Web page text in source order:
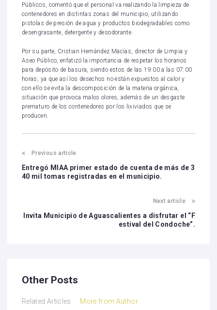
Públicos, comentó que el personal va realizando la limpieza de
contenedores en distintas zonas del municipio, utilizando
pistolas de presión de agua y productos biodegradables como
desengrasante, detergente y desodorante.
Por su parte, Cristian Hernández Macías, director de Limpia y
Aseo Público, enfatizó la importancia de respetar los horarios
para depósito de basura, siendo estos de las 19:00 a las 07:00
horas, ya que así los desechos no están expuestos al calor y
con ello se evita la descomposición de la materia orgánica,
situación que provoca malos olores, además de un desgaste
prematuro de los contenedores por los lixiviados que se
producen.
Previous article
Entregó MIAA primer estado de cuenta de más de 3
40 mil tomas registradas en el municipio.
Next article
Invita Municipio de Aguascalientes a disfrutar el “F
estival del Condoche”.
Other Posts
Related Articles More from Author